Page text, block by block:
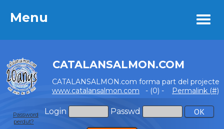
Menu
CATALANSALMON.COM
CATALANSALMON.com forma part del projecte
www.catalansalmon.com - (0) - Permalink (#)
Login Passwd
Password
perdut?
Menu